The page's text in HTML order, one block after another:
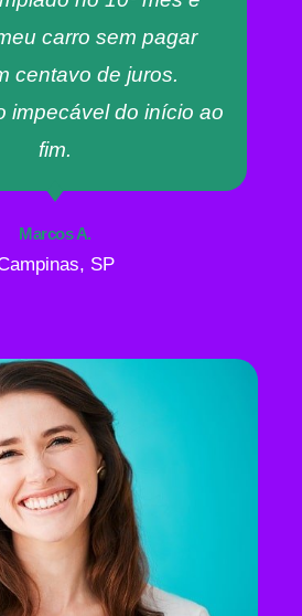
carro sem pagar
centavo de juros.
impecável do início ao
fim.
Marcos A.
SP